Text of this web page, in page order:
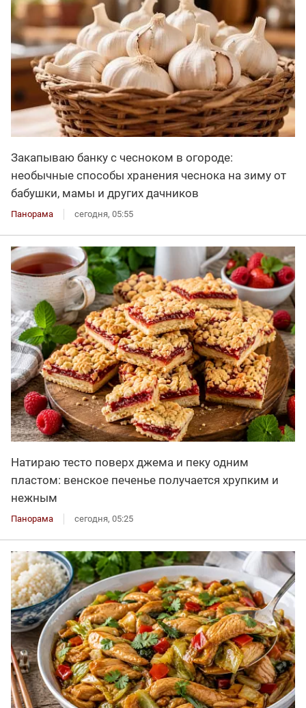
Закапываю банку с чесноком в огороде:
необычные способы хранения чеснока на зиму от
бабушки, мамы и других дачников
Панорама сегодня, 05:55
Натираю тесто поверх джема и пеку одним
пластом: венское печенье получается хрупким и
нежным
Панорама сегодня, 05:25